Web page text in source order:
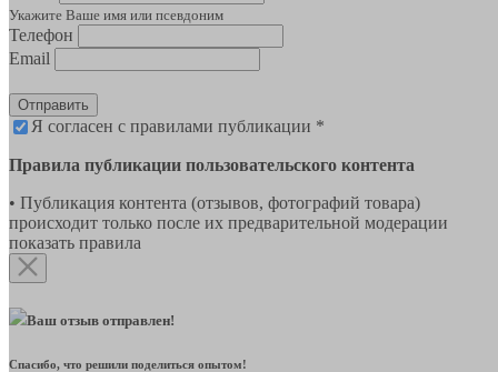
Укажите Ваше имя или псевдоним
Телефон
Email
Отправить
Я согласен с правилами публикации *
Правила публикации пользовательского контента
• Публикация контента (отзывов, фотографий товара)
происходит только после их предварительной модерации
показать правила
Ваш отзыв отправлен!
Спасибо, что решили поделиться опытом!